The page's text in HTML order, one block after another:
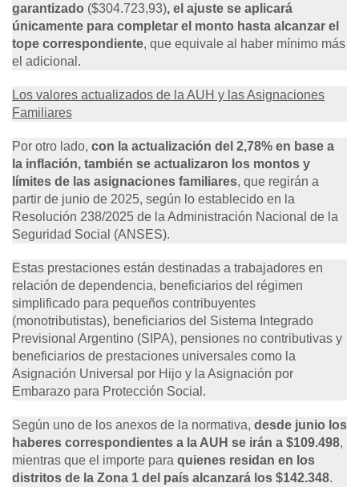
garantizado ($304.723,93), el ajuste se aplicará
únicamente para completar el monto hasta alcanzar el
tope correspondiente, que equivale al haber mínimo más
el adicional.
Los valores actualizados de la AUH y las Asignaciones
Familiares
Por otro lado, con la actualización del 2,78% en base a
la inflación, también se actualizaron los montos y
límites de las asignaciones familiares, que regirán a
partir de junio de 2025, según lo establecido en la
Resolución 238/2025 de la Administración Nacional de la
Seguridad Social (ANSES).
Estas prestaciones están destinadas a trabajadores en
relación de dependencia, beneficiarios del régimen
simplificado para pequeños contribuyentes
(monotributistas), beneficiarios del Sistema Integrado
Previsional Argentino (SIPA), pensiones no contributivas y
beneficiarios de prestaciones universales como la
Asignación Universal por Hijo y la Asignación por
Embarazo para Protección Social.
Según uno de los anexos de la normativa, desde junio los
haberes correspondientes a la AUH se irán a $109.498,
mientras que el importe para quienes residan en los
distritos de la Zona 1 del país alcanzará los $142.348.